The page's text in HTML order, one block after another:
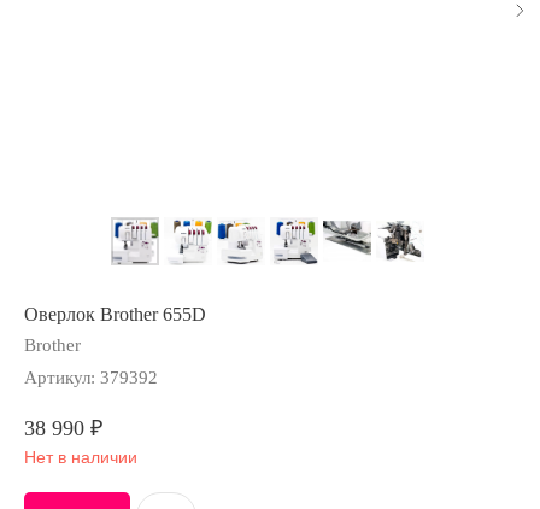
Оверлок Brother 655D
Brother
Артикул: 379392
38 990 ₽
Нет в наличии